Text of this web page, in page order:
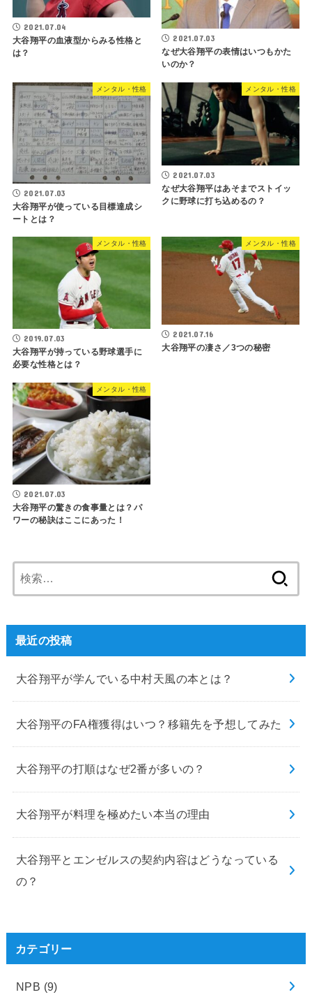
2021.07.04
大谷翔平の血液型からみる性格と
は？
2021.07.03
なぜ大谷翔平の表情はいつもかた
いのか？
メンタル・性格
2021.07.03
大谷翔平が使っている目標達成シ
ートとは？
メンタル・性格
2021.07.03
なぜ大谷翔平はあそまでストイッ
クに野球に打ち込めるの？
メンタル・性格
2019.07.03
大谷翔平が持っている野球選手に
必要な性格とは？
メンタル・性格
2021.07.16
大谷翔平の凄さ／3つの秘密
メンタル・性格
2021.07.03
大谷翔平の驚きの食事量とは？パ
ワーの秘訣はここにあった！
索:
最近の投稿
大谷翔平が学んでいる中村天風の本とは？
大谷翔平のFA権獲得はいつ？移籍先を予想してみた
大谷翔平の打順はなぜ2番が多いの？
大谷翔平が料理を極めたい本当の理由
大谷翔平とエンゼルスの契約内容はどうなっている
の？
カテゴリー
NPB (9)